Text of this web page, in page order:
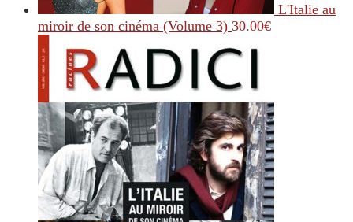
L'Italie au
miroir de son cinéma (Volume 3) 30.00€